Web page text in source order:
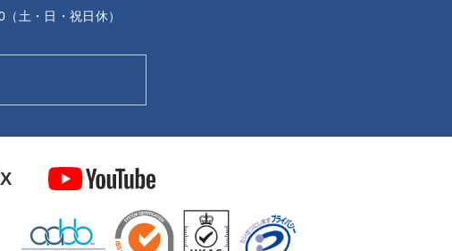
土・日・祝日休）